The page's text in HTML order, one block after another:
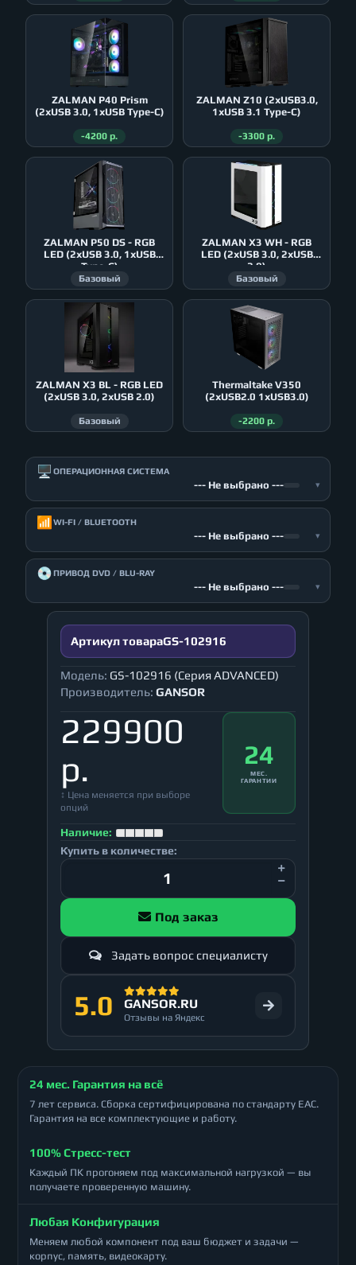
ZALMAN P40 Prism
(2xUSB 3.0, 1xUSB Type-C)
-4200 р.
ZALMAN Z10 (2xUSB3.0,
1xUSB 3.1 Type-C)
-3300 р.
ZALMAN P50 DS - RGB
LED (2xUSB 3.0, 1xUSB
Type-C)
Базовый
ZALMAN X3 WH - RGB
LED (2xUSB 3.0, 2xUSB
2.0)
Базовый
ZALMAN X3 BL - RGB LED
(2xUSB 3.0, 2xUSB 2.0)
Базовый
Thermaltake V350
(2xUSB2.0 1xUSB3.0)
-2200 р.
🖥️ ОПЕРАЦИОННАЯ СИСТЕМА
--- Не выбрано --- ▾
📶 WI-FI / BLUETOOTH
--- Не выбрано --- ▾
💿ПРИВОД DVD / BLU-RAY
--- Не выбрано --- ▾
Артикул товараGS-102916
Модель: GS-102916 (Серия ADVANCED)
Производитель: GANSOR
229900
р.
↕ Цена меняется при выборе
опций
24
МЕС.
ГАРАНТИИ
Наличие:
Купить в количестве:
Под заказ
Задать вопрос специалисту
5.0 GANSOR.RU
Отзывы на Яндекс
24 мес. Гарантия на всё
7 лет сервиса. Сборка сертифицирована по стандарту ЕАС.
Гарантия на все комплектующие и работу.
100% Стресс-тест
Каждый ПК прогоняем под максимальной нагрузкой — вы
получаете проверенную машину.
Любая Конфигурация
Меняем любой компонент под ваш бюджет и задачи —
корпус, память, видеокарту.